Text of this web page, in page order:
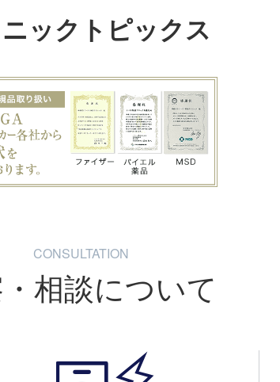
ックトピックス
CONSULTATION
相談について